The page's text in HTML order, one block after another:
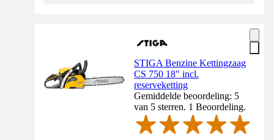
STIGA Benzine Kettingzaag
CS 750 18" incl.
reserveketting
Gemiddelde beoordeling: 5
van 5 sterren. 1 Beoordeling.